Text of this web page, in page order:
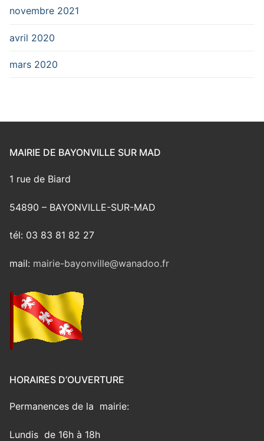
novembre 2021
avril 2020
mars 2020
MAIRIE DE BAYONVILLE SUR MAD
1 rue de Biard
54890 – BAYONVILLE-SUR-MAD
tél: 03 83 81 82 27
mail: mairie-bayonville@wanadoo.fr
HORAIRES D’OUVERTURE
Permanences de la mairie:
Lundis de 16h à 18h